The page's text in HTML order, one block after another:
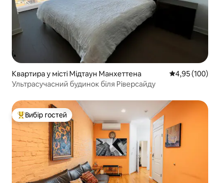
Квартира у місті Мідтаун Манхеттена Середня
4,95 (100)
Ультрасучасний будинок біля Ріверсайду
Топ вибір гостей
Вибір гостей